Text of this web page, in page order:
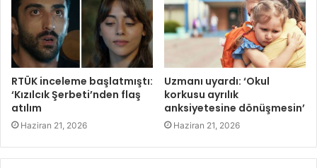
RTÜK inceleme başlatmıştı:
‘Kızılcık Şerbeti’nden flaş
atılım
Haziran 21, 2026
Uzmanı uyardı: ‘Okul
korkusu ayrılık
anksiyetesine dönüşmesin’
Haziran 21, 2026